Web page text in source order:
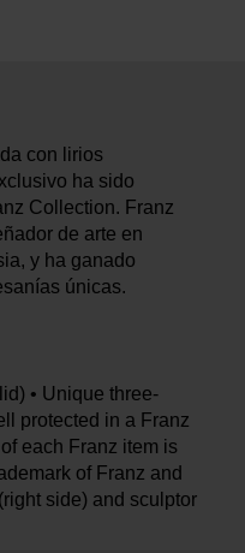
con lirios
ha sido
Collection. Franz
de arte en
y ha ganado
únicas.
• Unique three-
protected in a Franz
each Franz item is
of Franz and
side) and sculptor